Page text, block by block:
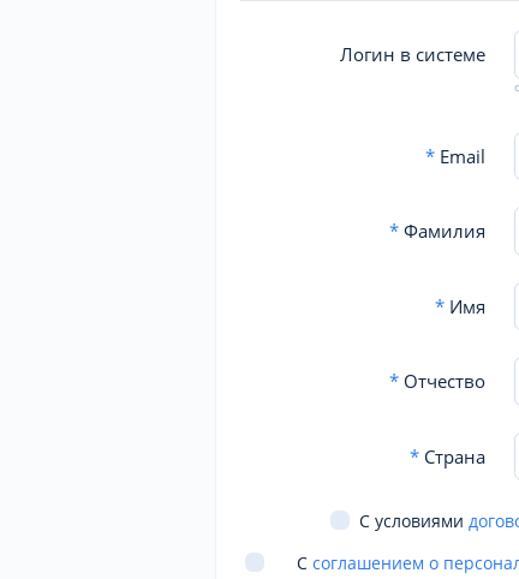
Логин в системе
*Email
*Фамилия
*Имя
*Отчество
*Страна
С условиями
С соглашением о